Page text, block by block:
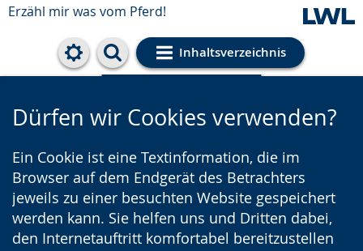
Erzähl mir was vom Pferd!
Inhaltsverzeichnis
Cookie-Einstellungen
Dürfen wir Cookies verwenden?
Ein Cookie ist eine Textinformation, die im
Browser auf dem Endgerät des Betrachters
jeweils zu einer besuchten Website gespeichert
werden kann. Sie helfen uns und Dritten dabei,
den Internetauftritt komfortabel bereitzustellen